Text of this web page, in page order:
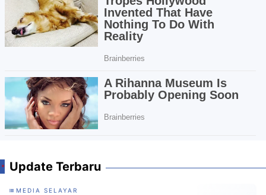
Update Terbaru
MEDIA SELAYAR